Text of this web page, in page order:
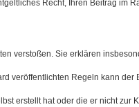
Recht, Ihren Beitrag im
verstoßen. Sie erklären
veröffentlichten Regeln kann der
erstellt hat oder die er nicht zur